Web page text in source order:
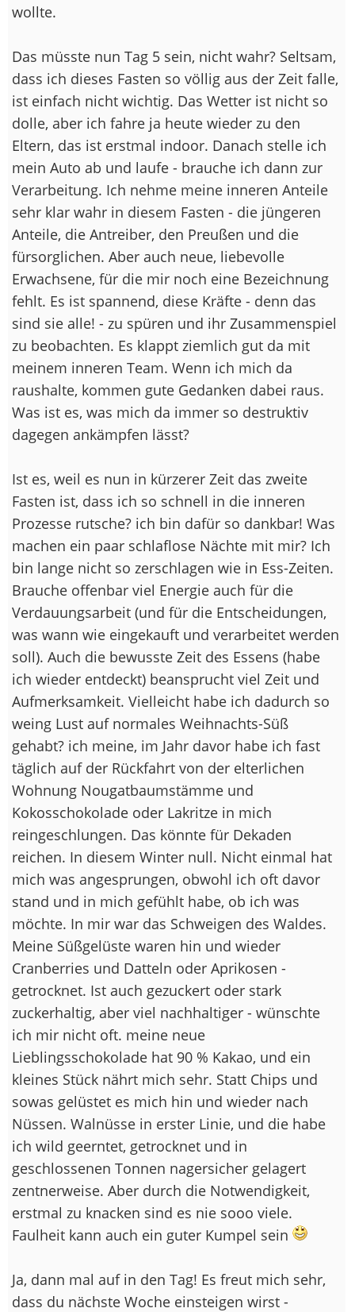
wollte.
Das müsste nun Tag 5 sein, nicht wahr? Seltsam,
dass ich dieses Fasten so völlig aus der Zeit falle,
ist einfach nicht wichtig. Das Wetter ist nicht so
dolle, aber ich fahre ja heute wieder zu den
Eltern, das ist erstmal indoor. Danach stelle ich
mein Auto ab und laufe - brauche ich dann zur
Verarbeitung. Ich nehme meine inneren Anteile
sehr klar wahr in diesem Fasten - die jüngeren
Anteile, die Antreiber, den Preußen und die
fürsorglichen. Aber auch neue, liebevolle
Erwachsene, für die mir noch eine Bezeichnung
fehlt. Es ist spannend, diese Kräfte - denn das
sind sie alle! - zu spüren und ihr Zusammenspiel
zu beobachten. Es klappt ziemlich gut da mit
meinem inneren Team. Wenn ich mich da
raushalte, kommen gute Gedanken dabei raus.
Was ist es, was mich da immer so destruktiv
dagegen ankämpfen lässt?
Ist es, weil es nun in kürzerer Zeit das zweite
Fasten ist, dass ich so schnell in die inneren
Prozesse rutsche? ich bin dafür so dankbar! Was
machen ein paar schlaflose Nächte mit mir? Ich
bin lange nicht so zerschlagen wie in Ess-Zeiten.
Brauche offenbar viel Energie auch für die
Verdauungsarbeit (und für die Entscheidungen,
was wann wie eingekauft und verarbeitet werden
soll). Auch die bewusste Zeit des Essens (habe
ich wieder entdeckt) beansprucht viel Zeit und
Aufmerksamkeit. Vielleicht habe ich dadurch so
weing Lust auf normales Weihnachts-Süß
gehabt? ich meine, im Jahr davor habe ich fast
täglich auf der Rückfahrt von der elterlichen
Wohnung Nougatbaumstämme und
Kokosschokolade oder Lakritze in mich
reingeschlungen. Das könnte für Dekaden
reichen. In diesem Winter null. Nicht einmal hat
mich was angesprungen, obwohl ich oft davor
stand und in mich gefühlt habe, ob ich was
möchte. In mir war das Schweigen des Waldes.
Meine Süßgelüste waren hin und wieder
Cranberries und Datteln oder Aprikosen -
getrocknet. Ist auch gezuckert oder stark
zuckerhaltig, aber viel nachhaltiger - wünschte
ich mir nicht oft. meine neue
Lieblingsschokolade hat 90 % Kakao, und ein
kleines Stück nährt mich sehr. Statt Chips und
sowas gelüstet es mich hin und wieder nach
Nüssen. Walnüsse in erster Linie, und die habe
ich wild geerntet, getrocknet und in
geschlossenen Tonnen nagersicher gelagert
zentnerweise. Aber durch die Notwendigkeit,
erstmal zu knacken sind es nie sooo viele.
Faulheit kann auch ein guter Kumpel sein
Ja, dann mal auf in den Tag! Es freut mich sehr,
dass du nächste Woche einsteigen wirst -